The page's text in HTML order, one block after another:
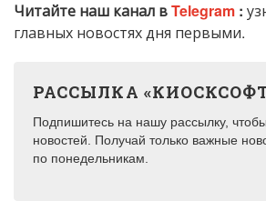
Читайте наш канал вTelegram :
главных новостях дня первыми.
РАССЫЛКА
Подпишитесь на нашу рассылку,
новостей. Получай только важные
по понедельникам.